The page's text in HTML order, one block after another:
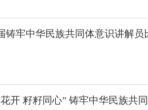
铸牢中华民族共同体意识讲解员
开 籽籽同心” 铸牢中华民族共